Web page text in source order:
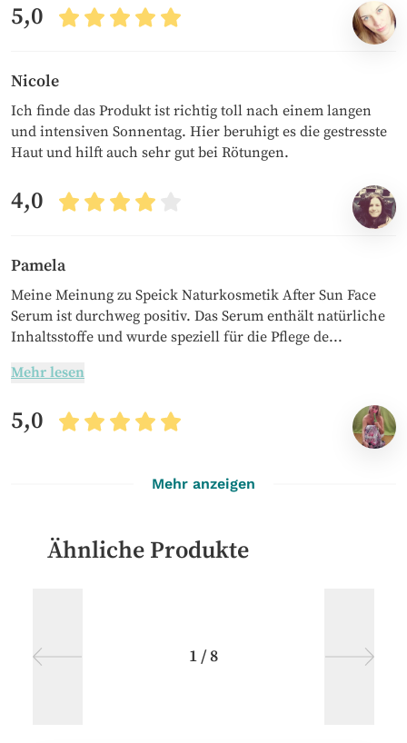
5,0
Nicole
Ich finde das Produkt ist richtig toll nach einem langen
und intensiven Sonnentag. Hier beruhigt es die gestresste
Haut und hilft auch sehr gut bei Rötungen.
4,0
Pamela
Meine Meinung zu Speick Naturkosmetik After Sun Face
Serum ist durchweg positiv. Das Serum enthält natürliche
Inhaltsstoffe und wurde speziell für die Pflege de...
Mehr lesen
5,0
Mehr anzeigen
Ähnliche Produkte
1/8